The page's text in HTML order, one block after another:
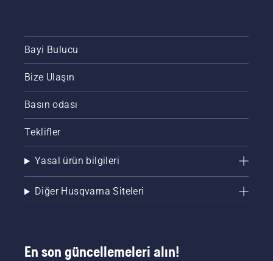
Bayi Bulucu
Bize Ulaşın
Basın odası
Teklifler
Yasal ürün bilgileri
Diğer Husqvarna Siteleri
En son güncellemeleri alın!